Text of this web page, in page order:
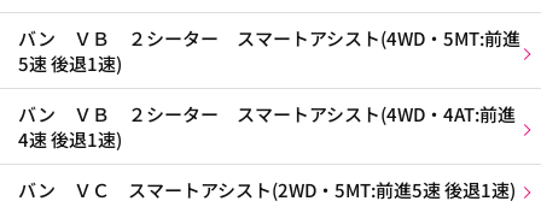
バン ＶＢ ２シーター スマートアシスト(4WD・5MT:前進
5速 後退1速)
バン ＶＢ ２シーター スマートアシスト(4WD・4AT:前進
4速 後退1速)
バン ＶＣ スマートアシスト(2WD・5MT:前進5速 後退1速)